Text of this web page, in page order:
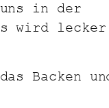
in der
wird lecker
Backen